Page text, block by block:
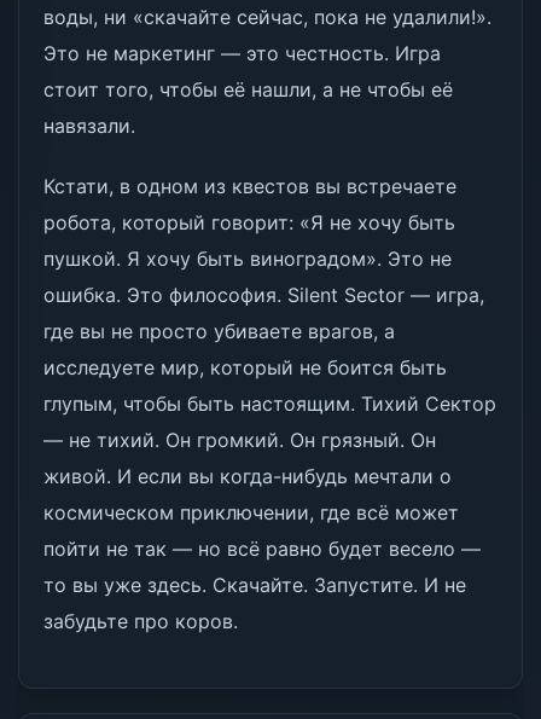
воды, ни «скачайте сейчас, пока не удалили!».
Это не маркетинг — это честность. Игра
стоит того, чтобы её нашли, а не чтобы её
навязали.
Кстати, в одном из квестов вы встречаете
робота, который говорит: «Я не хочу быть
пушкой. Я хочу быть виноградом». Это не
ошибка. Это философия. Silent Sector — игра,
где вы не просто убиваете врагов, а
исследуете мир, который не боится быть
глупым, чтобы быть настоящим. Тихий Сектор
— не тихий. Он громкий. Он грязный. Он
живой. И если вы когда-нибудь мечтали о
космическом приключении, где всё может
пойти не так — но всё равно будет весело —
то вы уже здесь. Скачайте. Запустите. И не
забудьте про коров.